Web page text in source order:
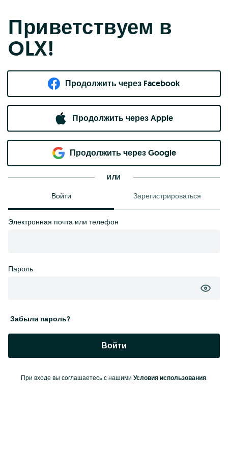
Приветствуем в
OLX!
Продолжить через Facebook
Продолжить через Apple
Продолжить через Google
ИЛИ
Войти Зарегистрироваться
Электронная почта или телефон
Пароль
Забыли пароль?
Войти
При входе вы соглашаетесь с нашими Условия использования.